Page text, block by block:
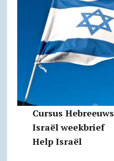
Cursus Hebreeuws
Israël weekbrief
Help Israël